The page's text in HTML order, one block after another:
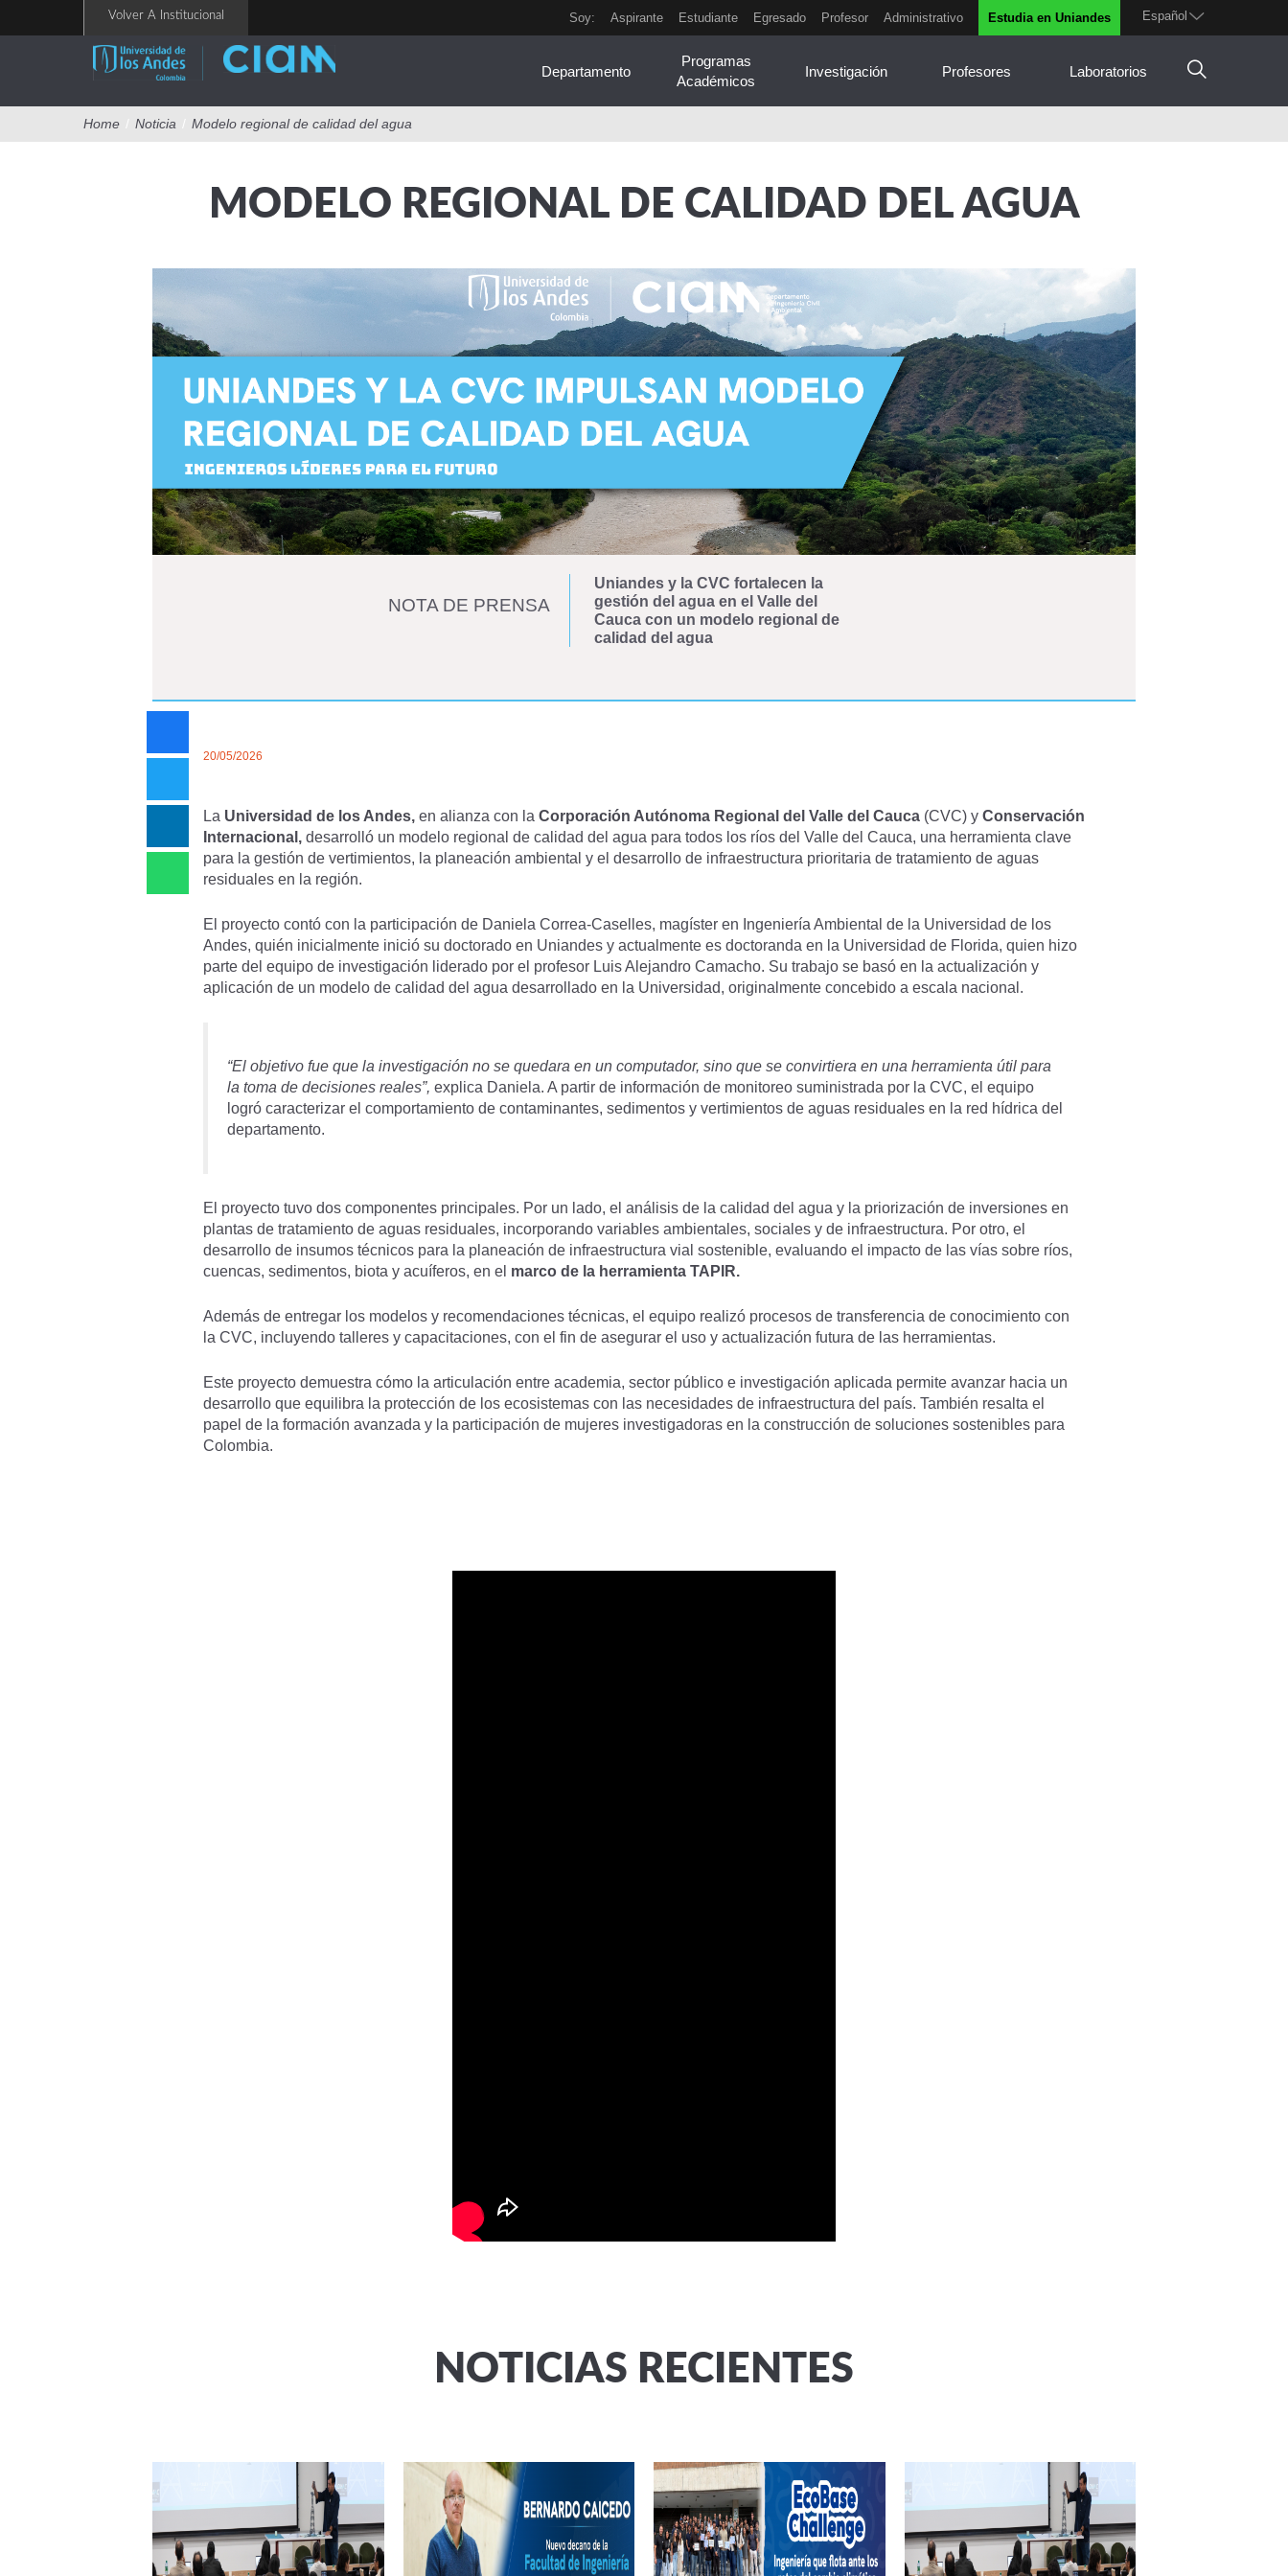
Español
Soy: Aspirante Estudiante Egresado Profesor Administrativo Estudia en Uniandes
Volver A Institucional
Departamento
Programas
Académicos
Investigación Profesores Laboratorios
Home / Noticia / Modelo regional de calidad del agua
MODELO REGIONAL DE CALIDAD DEL AGUA
NOTA DE PRENSA
Uniandes y la CVC fortalecen la
gestión del agua en el Valle del
Cauca con un modelo regional de
calidad del agua
20/05/2026
La Universidad de los Andes, en alianza con la Corporación Autónoma Regional del Valle del Cauca (CVC) y Conservación
Internacional, desarrolló un modelo regional de calidad del agua para todos los ríos del Valle del Cauca, una herramienta clave
para la gestión de vertimientos, la planeación ambiental y el desarrollo de infraestructura prioritaria de tratamiento de aguas
residuales en la región.
El proyecto contó con la participación de Daniela Correa-Caselles, magíster en Ingeniería Ambiental de la Universidad de los
Andes, quién inicialmente inició su doctorado en Uniandes y actualmente es doctoranda en la Universidad de Florida, quien hizo
parte del equipo de investigación liderado por el profesor Luis Alejandro Camacho. Su trabajo se basó en la actualización y
aplicación de un modelo de calidad del agua desarrollado en la Universidad, originalmente concebido a escala nacional.
“El objetivo fue que la investigación no se quedara en un computador, sino que se convirtiera en una herramienta útil para
la toma de decisiones reales”, explica Daniela. A partir de información de monitoreo suministrada por la CVC, el equipo
logró caracterizar el comportamiento de contaminantes, sedimentos y vertimientos de aguas residuales en la red hídrica del
departamento.
El proyecto tuvo dos componentes principales. Por un lado, el análisis de la calidad del agua y la priorización de inversiones en
plantas de tratamiento de aguas residuales, incorporando variables ambientales, sociales y de infraestructura. Por otro, el
desarrollo de insumos técnicos para la planeación de infraestructura vial sostenible, evaluando el impacto de las vías sobre ríos,
cuencas, sedimentos, biota y acuíferos, en el marco de la herramienta TAPIR.
Además de entregar los modelos y recomendaciones técnicas, el equipo realizó procesos de transferencia de conocimiento con
la CVC, incluyendo talleres y capacitaciones, con el fin de asegurar el uso y actualización futura de las herramientas.
Este proyecto demuestra cómo la articulación entre academia, sector público e investigación aplicada permite avanzar hacia un
desarrollo que equilibra la protección de los ecosistemas con las necesidades de infraestructura del país. También resalta el
papel de la formación avanzada y la participación de mujeres investigadoras en la construcción de soluciones sostenibles para
Colombia.
NOTICIAS RECIENTES